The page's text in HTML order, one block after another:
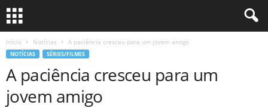
Início Notícias A paciência cresceu para um jovem amigo
NOTÍCIAS SÉRIES/FILMES
A paciência cresceu para um
jovem amigo